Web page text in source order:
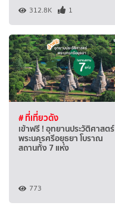
312.8K 1
# ที่เที่ยวดัง
เข้าฟรี ! อุทยานประวัติศาสตร์
พระนครศรีอยุธยา โบราณ
สถานทั้ง 7 แห่ง
773